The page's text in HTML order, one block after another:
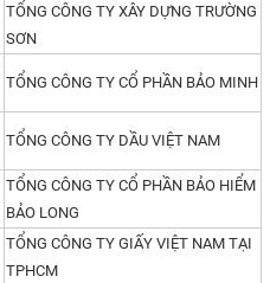
TỔNG CÔNG TY XÂY DỰNG TRƯỜNG
SƠN
TỔNG CÔNG TY CỔ PHẦN BẢO MINH
TỔNG CÔNG TY DẦU VIỆT NAM
TỔNG CÔNG TY CỔ PHẦN BẢO HIỂM
BẢO LONG
TỔNG CÔNG TY GIẤY VIỆT NAM TẠI
TPHCM